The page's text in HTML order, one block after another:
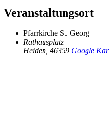
Veranstaltungsort
Pfarrkirche St. Georg
Rathausplatz
Heiden, 46359 Google